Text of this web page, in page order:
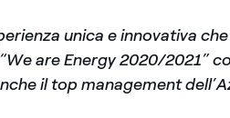
unica e innovativa che
are Energy 2020/2021”
il top management